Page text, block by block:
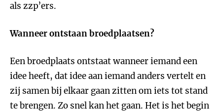
als zzp’ers.
Wanneer ontstaan broedplaatsen?
Een broedplaats ontstaat wanneer iemand een
idee heeft, dat idee aan iemand anders vertelt en
zij samen bij elkaar gaan zitten om iets tot stand
te brengen. Zo snel kan het gaan. Het is het begin